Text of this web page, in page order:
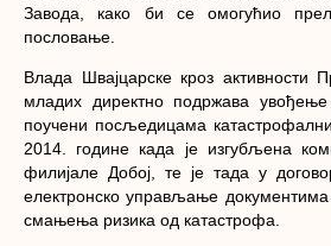
Завода, како би се омогућио
пословање.
Влада Швајцарске кроз активности
младих директно подржава
поучени посљедицама
2014. године када је изгубљена
филијале Добој, те је тада у
електронско управљање документима
смањења ризика од катастрофа.